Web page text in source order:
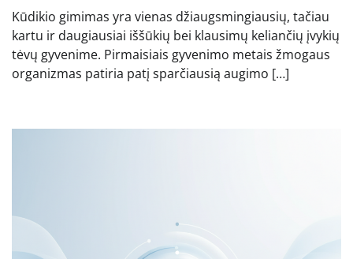
Kūdikio gimimas yra vienas džiaugsmingiausių, tačiau
kartu ir daugiausiai iššūkių bei klausimų keliančių įvykių
tėvų gyvenime. Pirmaisiais gyvenimo metais žmogaus
organizmas patiria patį sparčiausią augimo […]